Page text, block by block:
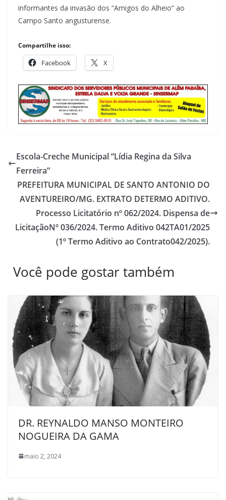
informantes da invasão dos “Amigos do Alheio” ao
Campo Santo angusturense.
Compartilhe isso:
Facebook X
Escola-Creche Municipal “Lídia Regina da Silva
Ferreira”
PREFEITURA MUNICIPAL DE SANTO ANTONIO DO
AVENTUREIRO/MG. EXTRATO DETERMO ADITIVO.
Processo Licitatório nº 062/2024. Dispensa de
LicitaçãoNº 036/2024. Termo Aditivo 042TA01/2025
(1º Termo Aditivo ao Contrato042/2025).
Você pode gostar também
DR. REYNALDO MANSO MONTEIRO
NOGUEIRA DA GAMA
maio 2, 2024